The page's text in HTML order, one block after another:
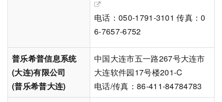
电话：050-1791-3101 传真：0
6-7657-6752
普乐希普信息系统
(大连)有限公司
(普乐希普大连)
中国大连市五一路267号大连市
大连软件园17号楼201-C
电话/传真：86-411-84784783